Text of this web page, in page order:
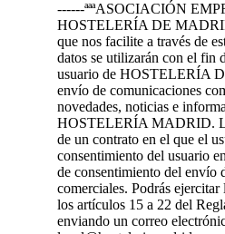
------ªªªASOCIACIÓN
HOSTELERÍA DE
que nos facilite a través de
datos se utilizarán con el fin
usuario de HOSTELERÍA
envío de comunicaciones
novedades, noticias e
HOSTELERÍA MADRID.
de un contrato en el que el
consentimiento del usuario
de consentimiento del envío
comerciales. Podrás
los artículos 15 a 22 del
enviando un correo